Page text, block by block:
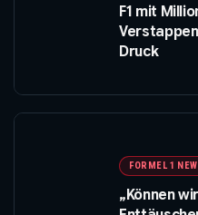
F1 mit
Druck
FORMEL 1
„Können